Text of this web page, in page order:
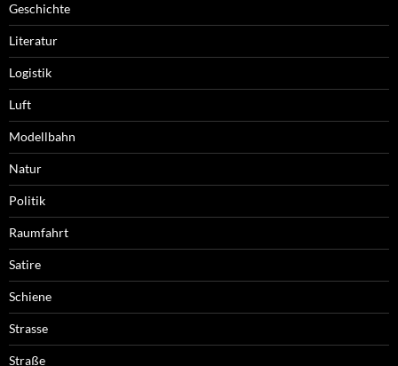
Geschichte
Literatur
Logistik
Luft
Modellbahn
Natur
Politik
Raumfahrt
Satire
Schiene
Strasse
Straße